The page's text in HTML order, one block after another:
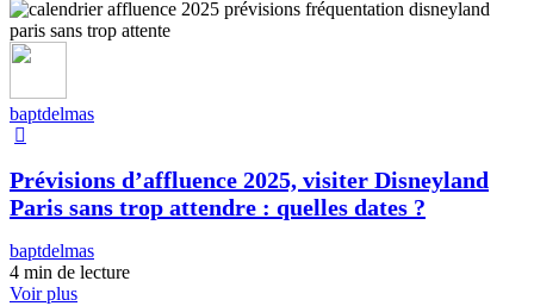
baptdelmas
Prévisions d’affluence 2025, visiter Disneyland
Paris sans trop attendre : quelles dates ?
baptdelmas
4 min de lecture
Voir plus